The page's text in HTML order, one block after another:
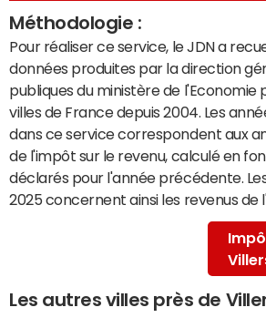
Méthodologie :
Pour réaliser ce service, le JDN a
données produites par la direction
publiques du ministère de l'Economie
villes de France depuis 2004. Les
dans ce service correspondent aux
de l'impôt sur le revenu, calculé en
déclarés pour l'année précédente.
2025 concernent ainsi les revenus de
Les autres villes près de